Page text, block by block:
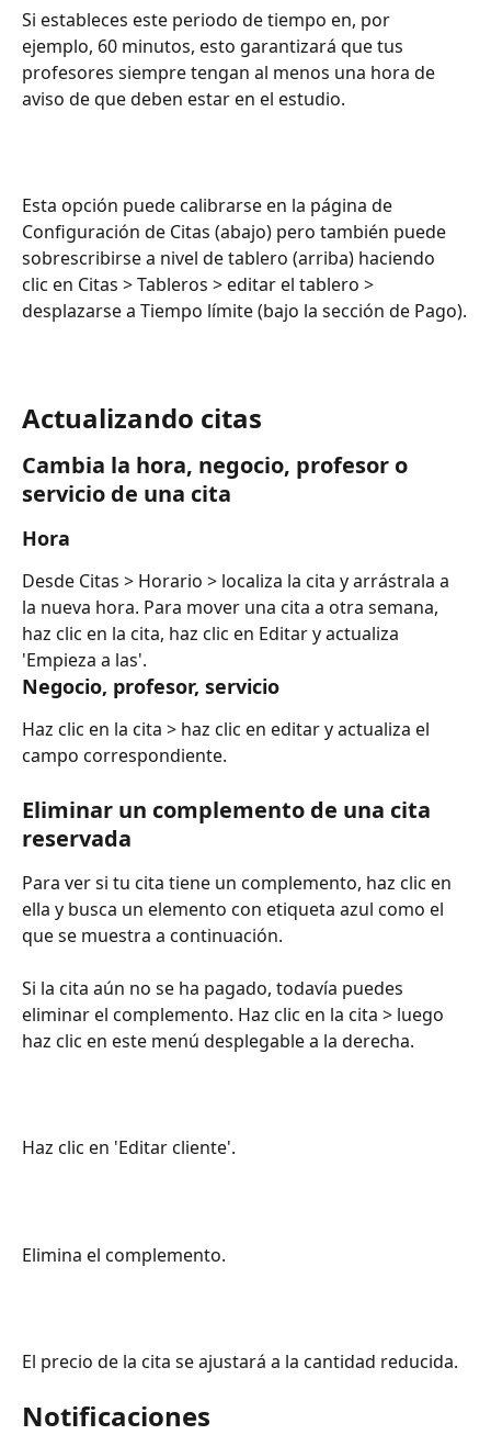
Si estableces este periodo de tiempo en, por
ejemplo, 60 minutos, esto garantizará que tus
profesores siempre tengan al menos una hora de
aviso de que deben estar en el estudio.
Esta opción puede calibrarse en la página de
Configuración de Citas (abajo) pero también puede
sobrescribirse a nivel de tablero (arriba) haciendo
clic en Citas > Tableros > editar el tablero >
desplazarse a Tiempo límite (bajo la sección de Pago).
Actualizando citas
Cambia la hora, negocio, profesor o
servicio de una cita
Hora
Desde Citas > Horario > localiza la cita y arrástrala a
la nueva hora. Para mover una cita a otra semana,
haz clic en la cita, haz clic en Editar y actualiza
'Empieza a las'.
Negocio, profesor, servicio
Haz clic en la cita > haz clic en editar y actualiza el
campo correspondiente.
Eliminar un complemento de una cita
reservada
Para ver si tu cita tiene un complemento, haz clic en
ella y busca un elemento con etiqueta azul como el
que se muestra a continuación.
Si la cita aún no se ha pagado, todavía puedes
eliminar el complemento. Haz clic en la cita > luego
haz clic en este menú desplegable a la derecha.
Haz clic en 'Editar cliente'.
Elimina el complemento.
El precio de la cita se ajustará a la cantidad reducida.
Notificaciones